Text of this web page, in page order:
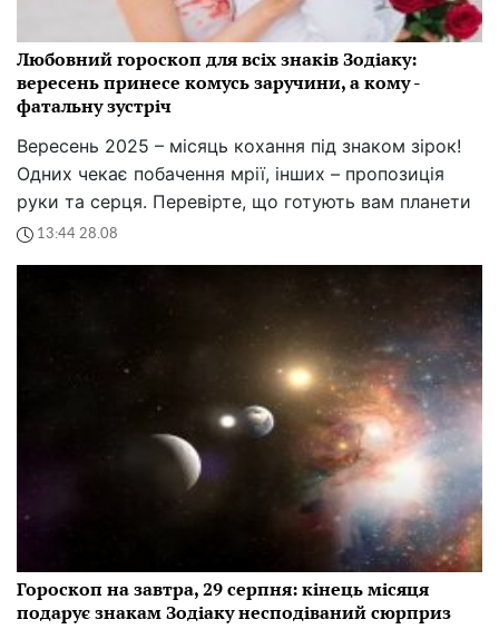
Любовний гороскоп для всіх знаків Зодіаку:
вересень принесе комусь заручини, а кому -
фатальну зустріч
Вересень 2025 – місяць кохання під знаком зірок!
Одних чекає побачення мрії, інших – пропозиція
руки та серця. Перевірте, що готують вам планети
13:44 28.08
Гороскоп на завтра, 29 серпня: кінець місяця
подарує знакам Зодіаку несподіваний сюрприз